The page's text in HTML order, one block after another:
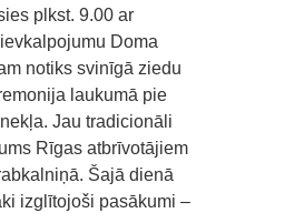
plkst. 9.00 ar
Doma
notiks svinīgā ziedu
laukumā pie
Jau tradicionāli
Rīgas atbrīvotājiem
Šajā dienā
izglītojoši pasākumi –